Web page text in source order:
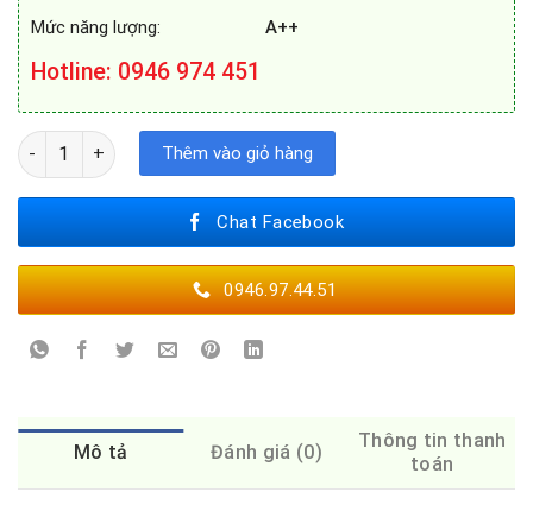
Mức năng lượng: A++
Hotline: 0946 974 451
MÁY RỬA BÁT BOSCH SMV4HBX01D số lượng
Thêm vào giỏ hàng
Chat Facebook
0946.97.44.51
Mô tả Đánh giá (0)
Thông tin thanh
toán